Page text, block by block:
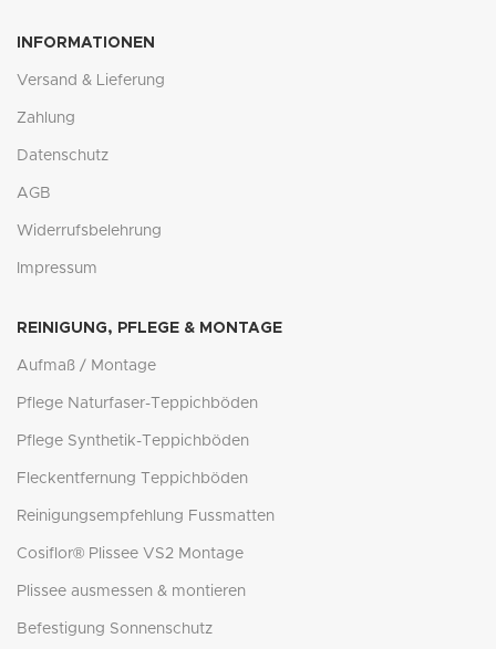
INFORMATIONEN
Versand & Lieferung
Zahlung
Datenschutz
AGB
Widerrufsbelehrung
Impressum
REINIGUNG, PFLEGE & MONTAGE
Aufmaß / Montage
Pflege Naturfaser-Teppichböden
Pflege Synthetik-Teppichböden
Fleckentfernung Teppichböden
Reinigungsempfehlung Fussmatten
Cosiflor® Plissee VS2 Montage
Plissee ausmessen & montieren
Befestigung Sonnenschutz